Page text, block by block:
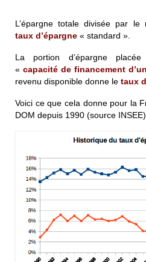
L’épargne totale divisée par
taux d’épargne « standard ».
La portion d’épargne
«capacité de financement
revenu disponible donne le taux
Voici ce que cela donne pour la
DOM depuis 1990 (source